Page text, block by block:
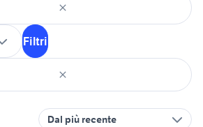
Filtri
Dal più recente